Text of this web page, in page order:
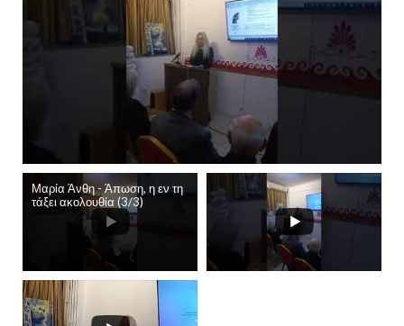
Μαρία Άνθη - Άπωση, η εν τη
τάξει ακολουθία (3/3)